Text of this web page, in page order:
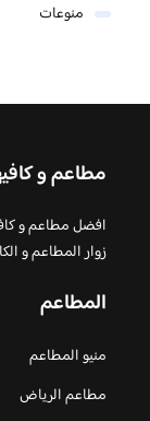
منوعات
مطاعم و
افضل مطاعم و
زوار المطاعم و
المطاعم
منيو المطاعم
مطاعم الرياض